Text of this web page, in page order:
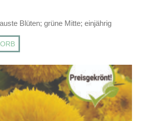
Blüten; grüne Mitte; einjährig